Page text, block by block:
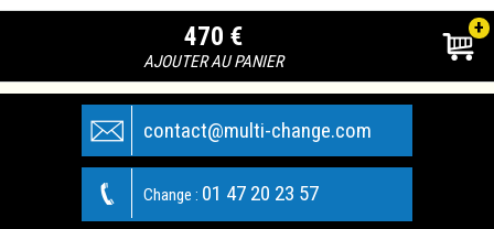
470 €
AJOUTER AU PANIER
+
contact@multi-change.com
Change : 01 47 20 23 57